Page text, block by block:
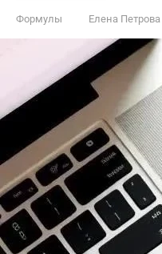
Формулы Елена Петрова